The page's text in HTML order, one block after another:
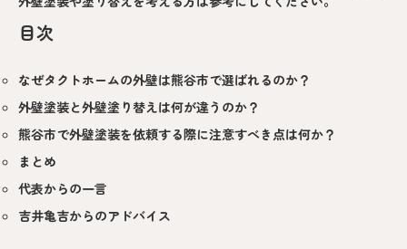
目次
なぜタクトホームの外壁は熊谷市で選ばれるのか？
外壁塗装と外壁塗り替えは何が違うのか？
熊谷市で外壁塗装を依頼する際に注意すべき点は何か？
まとめ
代表からの一言
吉井亀吉からのアドバイス